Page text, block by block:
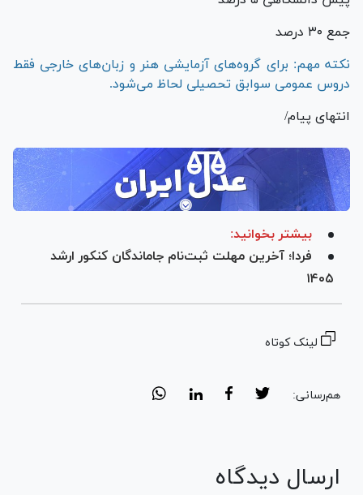
جمع ۳۰ درصد
نکته مهم: برای گروه‌های آزمایشی هنر و زبان‌های خارجی فقط
دروس عمومی سوابق تحصیلی لحاظ می‌شود.
انتهای پیام/
بیشتر بخوانید:
فردا؛ آخرین مهلت ثبت‌نام جاماندگان کنکور ارشد
۱۴۰۵
لینک کوتاه
هم‌رسانی:
ارسال دیدگاه